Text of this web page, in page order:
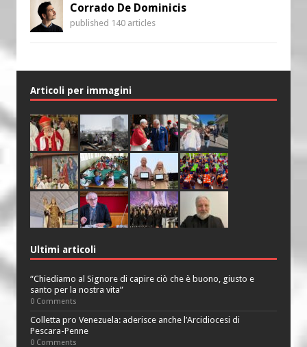
Corrado De Dominicis
published 140 articles
Articoli per immagini
Ultimi articoli
“Chiediamo al Signore di capire ciò che è buono, giusto e
santo per la nostra vita”
0 Comments
Colletta pro Venezuela: aderisce anche l’Arcidiocesi di
Pescara-Penne
0 Comments